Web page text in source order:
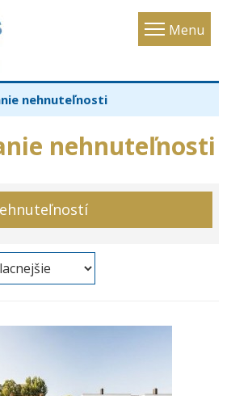
Menu
Toggle
nehnuteľnosti
nehnuteľnosti